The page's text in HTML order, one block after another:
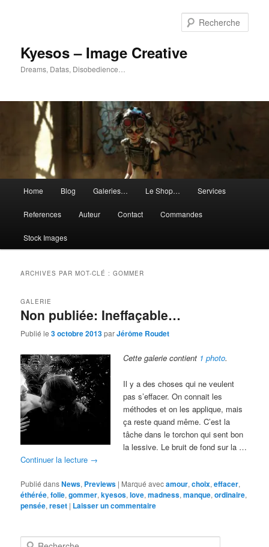
Kyesos – Image Creative
Dreams, Datas, Disobedience…
principal
Home Blog Galeries… Le Shop… Services
References Auteur Contact Commandes
Stock Images
ARCHIVES PAR MOT-CLÉ :GOMMER
Non publiée: Ineffaçable…
GALERIE
Publié le3 octobre 2013parJérôme Roudet
Cette galerie contient 1 photo.
Il y a des choses qui ne veulent
pas s’effacer. On connait les
méthodes et on les applique, mais
ça reste quand même. C’est la
tâche dans le torchon qui sent bon
la lessive. Le bruit de fond sur la …
Continuer la lecture →
Publié dansNews, Previews | Marqué avecamour,choix,effacer,
éthérée,folie,gommer,kyesos,love,madness,manque,ordinaire,
pensée,reset | Laisser un commentaire